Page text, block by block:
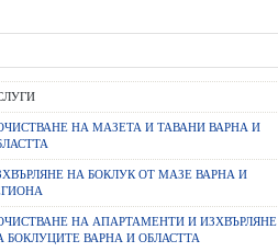
НА МАЗЕТА И ТАВАНИ ВАРНА И
НА БОКЛУК ОТ МАЗЕ ВАРНА И
НА АПАРТАМЕНТИ И ИЗХВЪРЛЯНЕ
БОКЛУЦИТЕ ВАРНА И ОБЛАСТТА